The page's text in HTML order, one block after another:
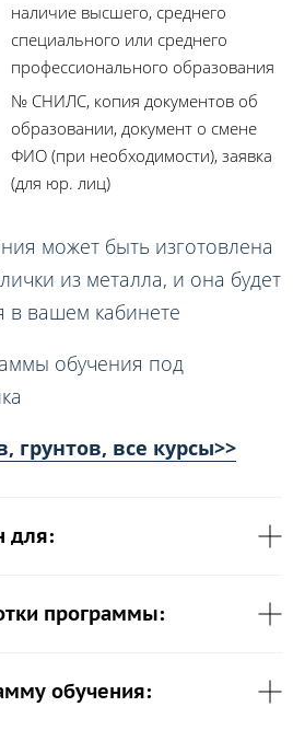
наличие высшего, среднего
специального или среднего
профессионального образования
№ СНИЛС, копия документов об
образовании, документ о смене
ФИО (при необходимости), заявка
(для юр. лиц)
может быть изготовлена
из металла, и она будет
в вашем кабинете
обучения под
грунтов, все курсы>>
для:
программы:
обучения: